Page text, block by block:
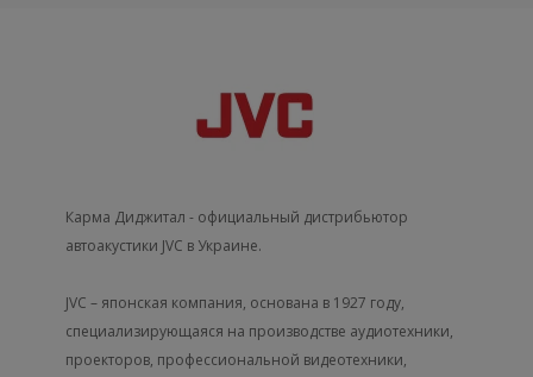
Карма Диджитал - официальный дистрибьютор
автоакустики JVC в Украине.
JVC – японская компания, основана в 1927 году,
специализирующаяся на производстве аудиотехники,
проекторов, профессиональной видеотехники,